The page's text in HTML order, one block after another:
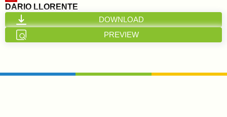
Nosotros
Transparencia
DARIO LLORENTE
DOWNLOAD
PREVIEW